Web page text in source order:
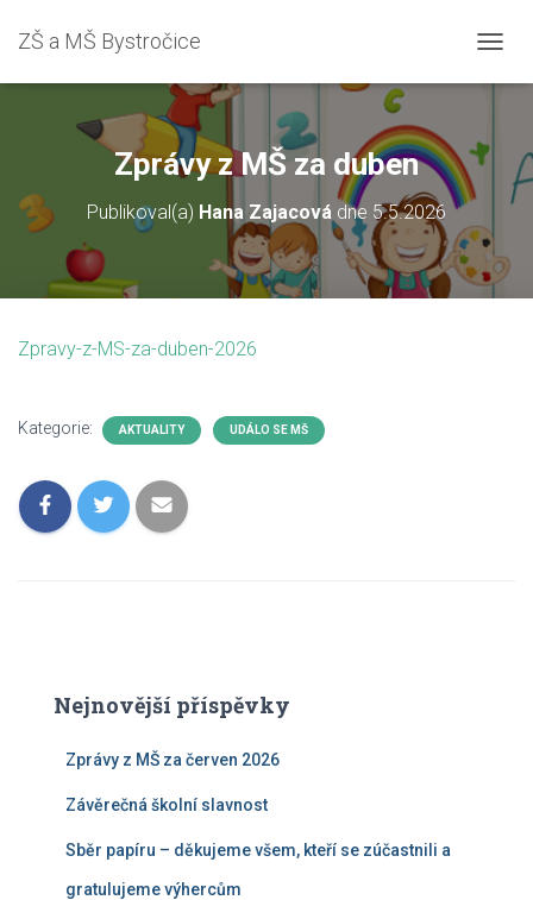
ZŠ a MŠ Bystročice
Ř
N
N
A
V
Zprávy z MŠ za duben
Publikoval(a) Hana Zajacová dne 5.5.2026
Zpravy-z-MS-za-duben-2026
Kategorie: AKTUALITY UDÁLO SE MŠ
Nejnovější příspěvky
Zprávy z MŠ za červen 2026
Závěrečná školní slavnost
Sběr papíru – děkujeme všem, kteří se zúčastnili a
gratulujeme výhercům